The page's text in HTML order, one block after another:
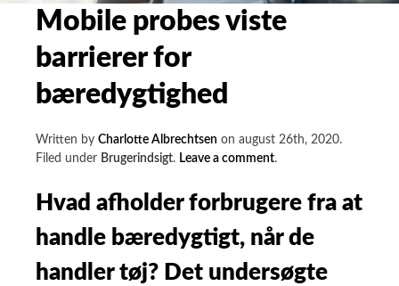
Mobile probes viste
barrierer for
bæredygtighed
Written by Charlotte Albrechtsen on august 26th, 2020.
Filed under Brugerindsigt. Leave a commenton
probes
viste
barrierer
bæredygtighed
.
Hvad afholder forbrugere fra at
handle bæredygtigt, når de
handler tøj? Det undersøgte